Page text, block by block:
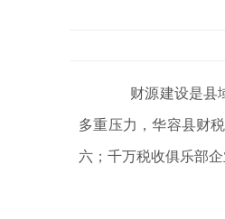
财源建设是县域
多重压力，华容县财
六；千万税收俱乐部